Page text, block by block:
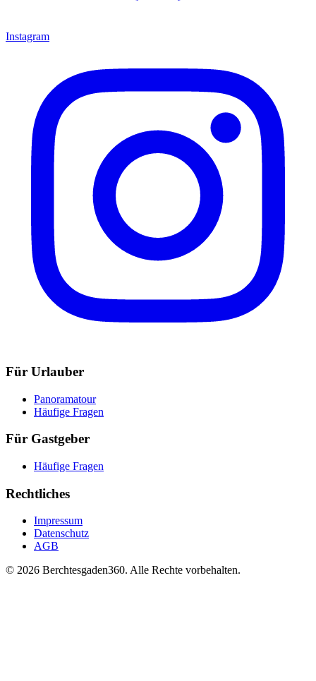
Instagram
Für Urlauber
Panoramatour
Häufige Fragen
Für Gastgeber
Häufige Fragen
Rechtliches
Impressum
Datenschutz
AGB
© 2026 Berchtesgaden360. Alle Rechte vorbehalten.